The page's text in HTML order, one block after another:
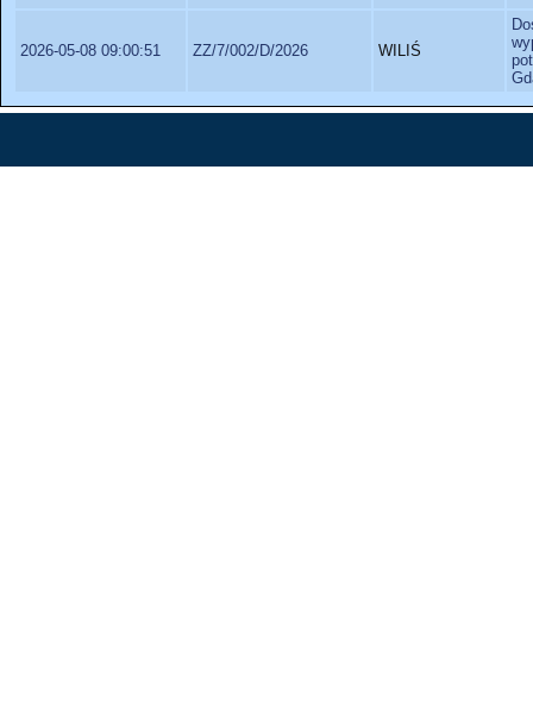
2026-05-08 09:00:51 ZZ/7/002/D/2026 WILIŚ